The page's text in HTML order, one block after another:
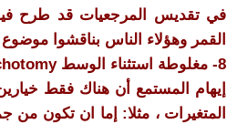
في تقديس المرجعيات قد طرح
القمر وهؤلاء الناس بناقشوا
8- مغلوطة استثناء الوسط False Dichotomy
إيهام المستمع أن هناك فقط
المتغيرات ، مثلا: إما ان تكون